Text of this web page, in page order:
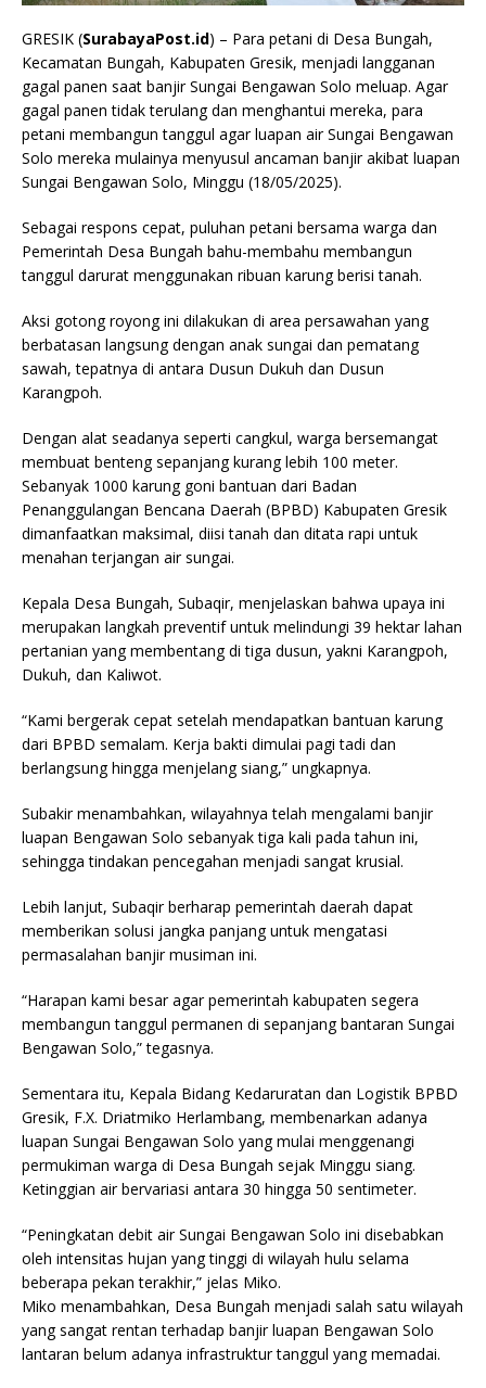
GRESIK (SurabayaPost.id) – Para petani di Desa Bungah,
Kecamatan Bungah, Kabupaten Gresik, menjadi langganan
gagal panen saat banjir Sungai Bengawan Solo meluap. Agar
gagal panen tidak terulang dan menghantui mereka, para
petani membangun tanggul agar luapan air Sungai Bengawan
Solo mereka mulainya menyusul ancaman banjir akibat luapan
Sungai Bengawan Solo, Minggu (18/05/2025).
Sebagai respons cepat, puluhan petani bersama warga dan
Pemerintah Desa Bungah bahu-membahu membangun
tanggul darurat menggunakan ribuan karung berisi tanah.
Aksi gotong royong ini dilakukan di area persawahan yang
berbatasan langsung dengan anak sungai dan pematang
sawah, tepatnya di antara Dusun Dukuh dan Dusun
Karangpoh.
Dengan alat seadanya seperti cangkul, warga bersemangat
membuat benteng sepanjang kurang lebih 100 meter.
Sebanyak 1000 karung goni bantuan dari Badan
Penanggulangan Bencana Daerah (BPBD) Kabupaten Gresik
dimanfaatkan maksimal, diisi tanah dan ditata rapi untuk
menahan terjangan air sungai.
Kepala Desa Bungah, Subaqir, menjelaskan bahwa upaya ini
merupakan langkah preventif untuk melindungi 39 hektar lahan
pertanian yang membentang di tiga dusun, yakni Karangpoh,
Dukuh, dan Kaliwot.
“Kami bergerak cepat setelah mendapatkan bantuan karung
dari BPBD semalam. Kerja bakti dimulai pagi tadi dan
berlangsung hingga menjelang siang,” ungkapnya.
Subakir menambahkan, wilayahnya telah mengalami banjir
luapan Bengawan Solo sebanyak tiga kali pada tahun ini,
sehingga tindakan pencegahan menjadi sangat krusial.
Lebih lanjut, Subaqir berharap pemerintah daerah dapat
memberikan solusi jangka panjang untuk mengatasi
permasalahan banjir musiman ini.
“Harapan kami besar agar pemerintah kabupaten segera
membangun tanggul permanen di sepanjang bantaran Sungai
Bengawan Solo,” tegasnya.
Sementara itu, Kepala Bidang Kedaruratan dan Logistik BPBD
Gresik, F.X. Driatmiko Herlambang, membenarkan adanya
luapan Sungai Bengawan Solo yang mulai menggenangi
permukiman warga di Desa Bungah sejak Minggu siang.
Ketinggian air bervariasi antara 30 hingga 50 sentimeter.
“Peningkatan debit air Sungai Bengawan Solo ini disebabkan
oleh intensitas hujan yang tinggi di wilayah hulu selama
beberapa pekan terakhir,” jelas Miko.
Miko menambahkan, Desa Bungah menjadi salah satu wilayah
yang sangat rentan terhadap banjir luapan Bengawan Solo
lantaran belum adanya infrastruktur tanggul yang memadai.